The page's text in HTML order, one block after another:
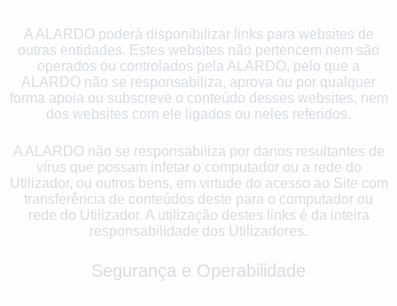
A ALARDO poderá disponibilizar links para websites de
outras entidades. Estes websites não pertencem nem são
operados ou controlados pela ALARDO, pelo que a
ALARDO não se responsabiliza, aprova ou por qualquer
forma apoia ou subscreve o conteúdo desses websites, nem
dos websites com ele ligados ou neles referidos.
A ALARDO não se responsabiliza por danos resultantes de
vírus que possam infetar o computador ou a rede do
Utilizador, ou outros bens, em virtude do acesso ao Site com
transferência de conteúdos deste para o computador ou
rede do Utilizador. A utilização destes links é da inteira
responsabilidade dos Utilizadores.
Segurança e Operabilidade